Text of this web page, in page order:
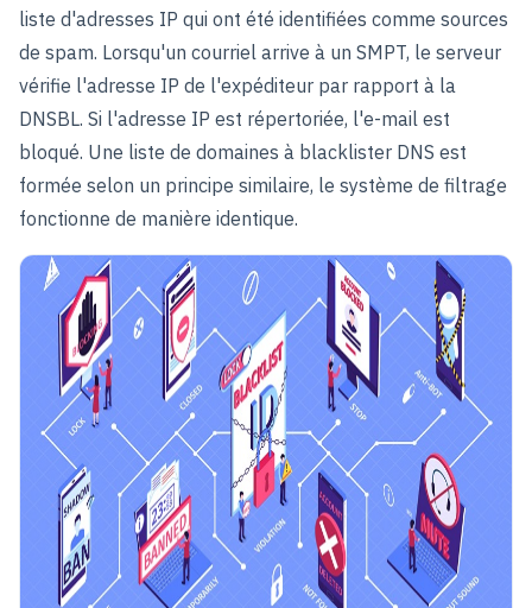
liste d'adresses IP qui ont été identifiées comme sources
de spam. Lorsqu'un courriel arrive à un SMPT, le serveur
vérifie l'adresse IP de l'expéditeur par rapport à la
DNSBL. Si l'adresse IP est répertoriée, l'e-mail est
bloqué. Une liste de domaines à blacklister DNS est
formée selon un principe similaire, le système de filtrage
fonctionne de manière identique.